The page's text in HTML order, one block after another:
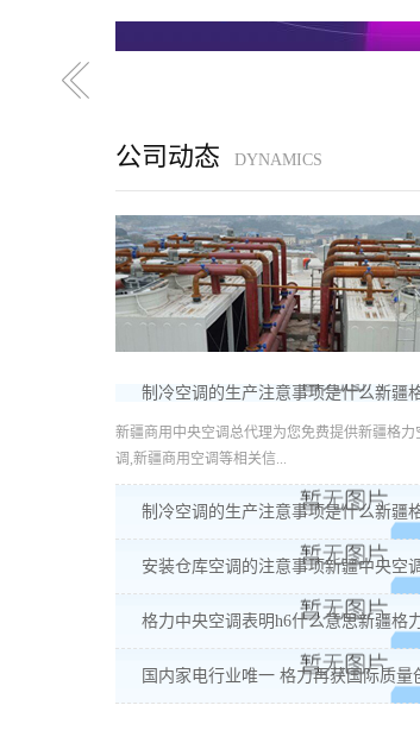
公司动态 DYNAMICS
制冷空调的生产注意事项是什么新疆
新疆商用中央空调总代理为您免费提供新疆格力
调,新疆商用空调等相关信...
制冷空调的生产注意事项是什么新疆
安装仓库空调的注意事项新疆中央空
格力中央空调表明h6什么意思新疆格
国内家电行业唯一 格力再获国际质量